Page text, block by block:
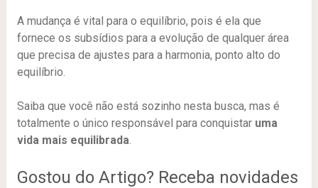
A mudança é vital para o equilíbrio, pois é ela que
fornece os subsídios para a evolução de qualquer área
que precisa de ajustes para a harmonia, ponto alto do
equilíbrio.
Saiba que você não está sozinho nesta busca, mas é
totalmente o único responsável para conquistar uma
vida mais equilibrada
Gostou do Artigo? Receba novidades